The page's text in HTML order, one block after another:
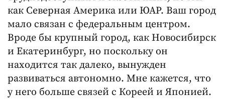
как Северная Америка или ЮАР. Ваш город
мало связан с федеральным центром.
Вроде бы крупный город, как Новосибирск
и Екатеринбург, но поскольку он
находится так далеко, вынужден
развиваться автономно. Мне кажется, что
у него больше связей с Кореей и Японией.